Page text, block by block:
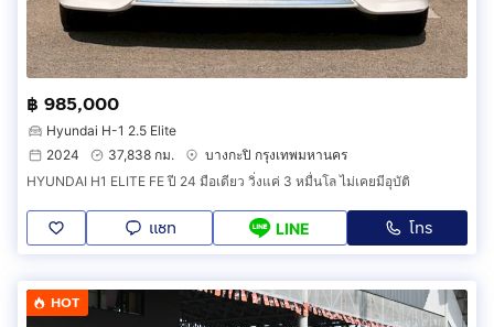
฿ 985,000
Hyundai H-1 2.5 Elite
2024
37,838 กม.
บางกะปิ กรุงเทพมหานคร
HYUNDAI H1 ELITE FE ปี 24 มือเดียว วิ่งแค่ 3 หมื่นโล ไม่เคยมีอุบัติ
แชท LINE โทร
HOT